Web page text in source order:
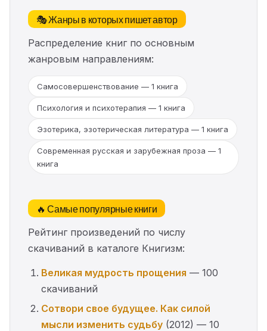
🎭 Жанры в которых пишет автор
Распределение книг по основным
жанровым направлениям:
Самосовершенствование — 1 книга
Психология и психотерапия — 1 книга
Эзотерика, эзотерическая литература — 1 книга
Современная русская и зарубежная проза — 1
книга
🔥 Самые популярные книги
Рейтинг произведений по числу
скачиваний в каталоге Книгизм:
Великая мудрость прощения — 100
скачиваний
Сотвори свое будущее. Как силой
мысли изменить судьбу (2012) — 10